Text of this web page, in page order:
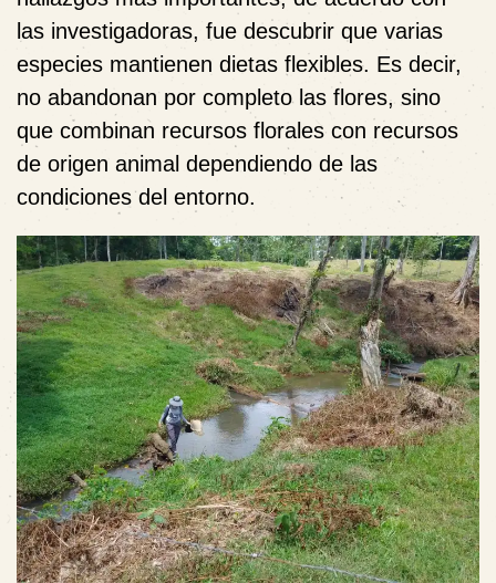
las investigadoras, fue descubrir que varias
especies mantienen dietas flexibles. Es decir,
no abandonan por completo las flores, sino
que combinan recursos florales con recursos
de origen animal dependiendo de las
condiciones del entorno.